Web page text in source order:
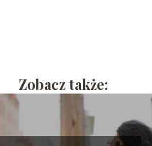
Zobacz także: